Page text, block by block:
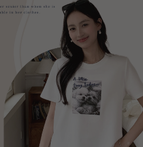
小香 牛仔
冰感